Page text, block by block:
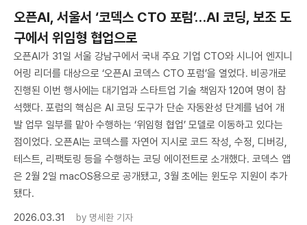
오픈AI, 서울서 ‘코덱스 CTO 포럼’…AI 코딩, 보조 도
구에서 위임형 협업으로
오픈AI가 31일 서울 강남구에서 국내 주요 기업 CTO와 시니어 엔지니
어링 리더를 대상으로 ‘오픈AI 코덱스 CTO 포럼’을 열었다. 비공개로
진행된 이번 행사에는 대기업과 스타트업 기술 책임자 120여 명이 참
석했다. 포럼의 핵심은 AI 코딩 도구가 단순 자동완성 단계를 넘어 개
발 업무 일부를 맡아 수행하는 ‘위임형 협업’ 모델로 이동하고 있다는
점이었다. 오픈AI는 코덱스를 자연어 지시로 코드 작성, 수정, 디버깅,
테스트, 리팩토링 등을 수행하는 코딩 에이전트로 소개했다. 코덱스 앱
은 2월 2일 macOS용으로 공개됐고, 3월 초에는 윈도우 지원이 추가
됐다.
2026.03.31
by 명세환 기자